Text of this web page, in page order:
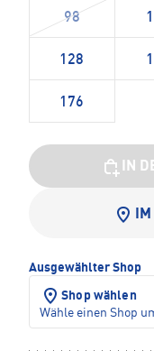
98
128
176
IN
IM
Ausgewählter Shop
Shop wählen
Wähle einen Shop